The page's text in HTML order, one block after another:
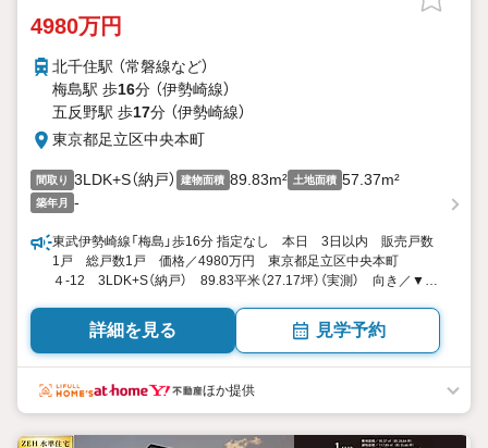
4980万円
北千住駅 （常磐線など）
梅島駅 歩16分 （伊勢崎線）
五反野駅 歩17分 （伊勢崎線）
東京都足立区中央本町
間取り 3LDK+S（納戸） 建物面積 89.83m² 土地面積 57.37m²
築年月 -
東武伊勢崎線「梅島」歩16分 指定なし 本日 3日以内 販売戸数
1戸 総戸数1戸 価格／4980万円 東京都足立区中央本町
４-12 3LDK+S（納戸） 89.83平米（27.17坪）（実測） 向き／▼未
詳細を見る 見学予約
ほか提供